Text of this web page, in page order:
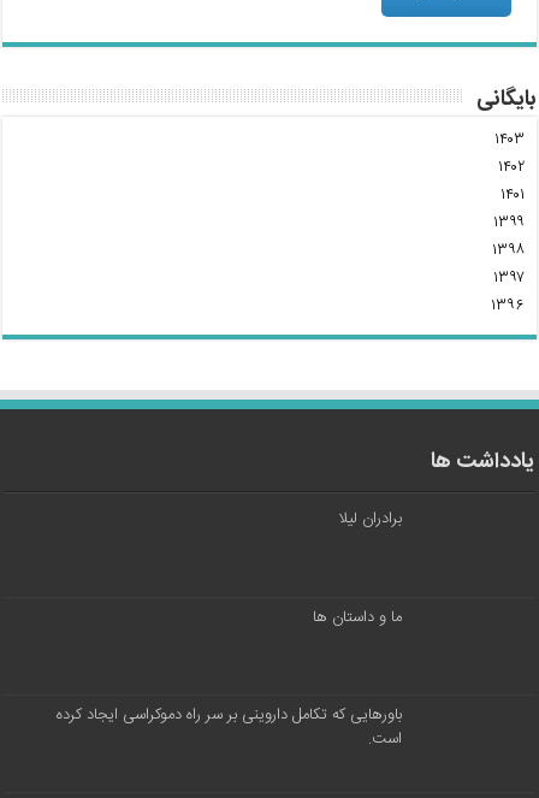
بایگانی
۱۴۰۳
۱۴۰۲
۱۴۰۱
۱۳۹۹
۱۳۹۸
۱۳۹۷
۱۳۹۶
یادداشت ها
برادران لیلا
ما و داستان ها
باورهایی که تکامل داروینی بر سر راه دموکراسی ایجاد کرده
است.